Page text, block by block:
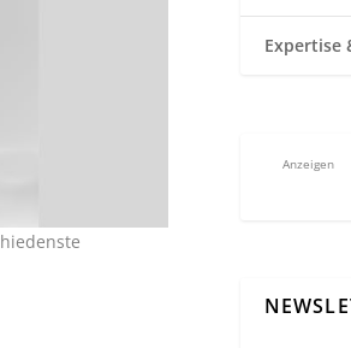
Expertise
Anzeigen